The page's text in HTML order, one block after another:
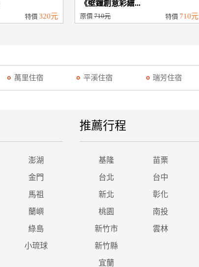
特價320元
《壁鐘創意彩繪...
原價710元 特價 710元
萬里住宿 平溪住宿 瑞芳住宿
澎湖
金門
馬祖
蘭嶼
綠島
小琉球
推薦行程
基隆 苗栗
台北 台中
新北 彰化
桃園 南投
新竹市 雲林
新竹縣
宜蘭